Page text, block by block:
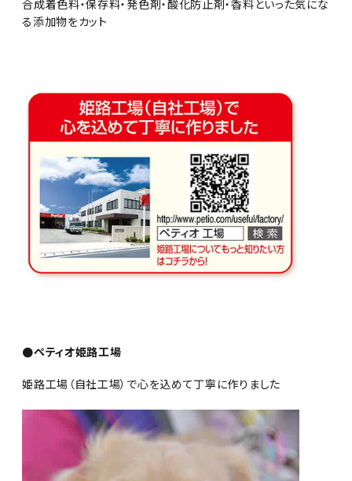
合成着色料・保存料・発色剤・酸化防止剤・香料といった気にな
る添加物をカット
●ペティオ姫路工場
姫路工場（自社工場）で心を込めて丁寧に作りました